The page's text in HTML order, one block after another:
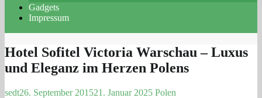
Gadgets
Impressum
Hotel Sofitel Victoria Warschau – Luxus
und Eleganz im Herzen Polens
sedt26. September 201521. Januar 2025 Polen